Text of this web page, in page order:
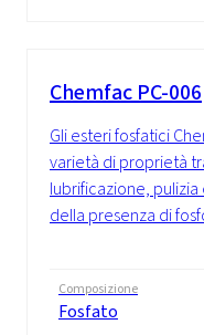
Chemfac PC-006
Gli esteri fosfatici
varietà di proprietà
lubrificazione, pulizia
della presenza di
Composizione
Fosfato